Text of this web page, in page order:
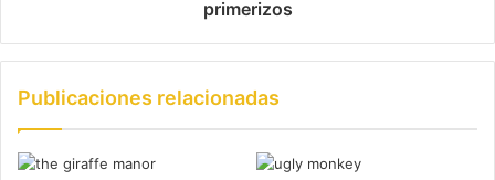
primerizos
Publicaciones relacionadas